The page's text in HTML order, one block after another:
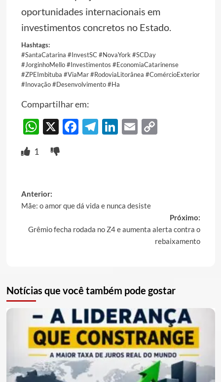
oportunidades internacionais em
investimentos concretos no Estado.
Hashtags:
#SantaCatarina #InvestSC #NovaYork #SCDay
#JorginhoMello #Investimentos #EconomiaCatarinense
#ZPEImbituba #ViaMar #RodoviaLitorânea #ComércioExterior
#Inovação #Desenvolvimento #Ha
Compartilhar em:
WhatsApp
X Facebook
Telegram
LinkedIn
EmailCopy
1
Post
navigation
Anterior:
Mãe: o amor que dá vida e nunca desiste
Próximo:
Grêmio fecha rodada no Z4 e aumenta alerta contra o
rebaixamento
Notícias que você também pode gostar